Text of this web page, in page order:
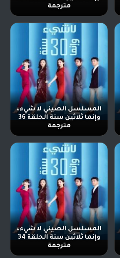
مترجمة
المسلسل الصيني لا شيء،
وإنما ثلاثين سنة الحلقة 36
مترجمة
المسلسل الصيني لا شيء،
وإنما ثلاثين سنة الحلقة 34
مترجمة